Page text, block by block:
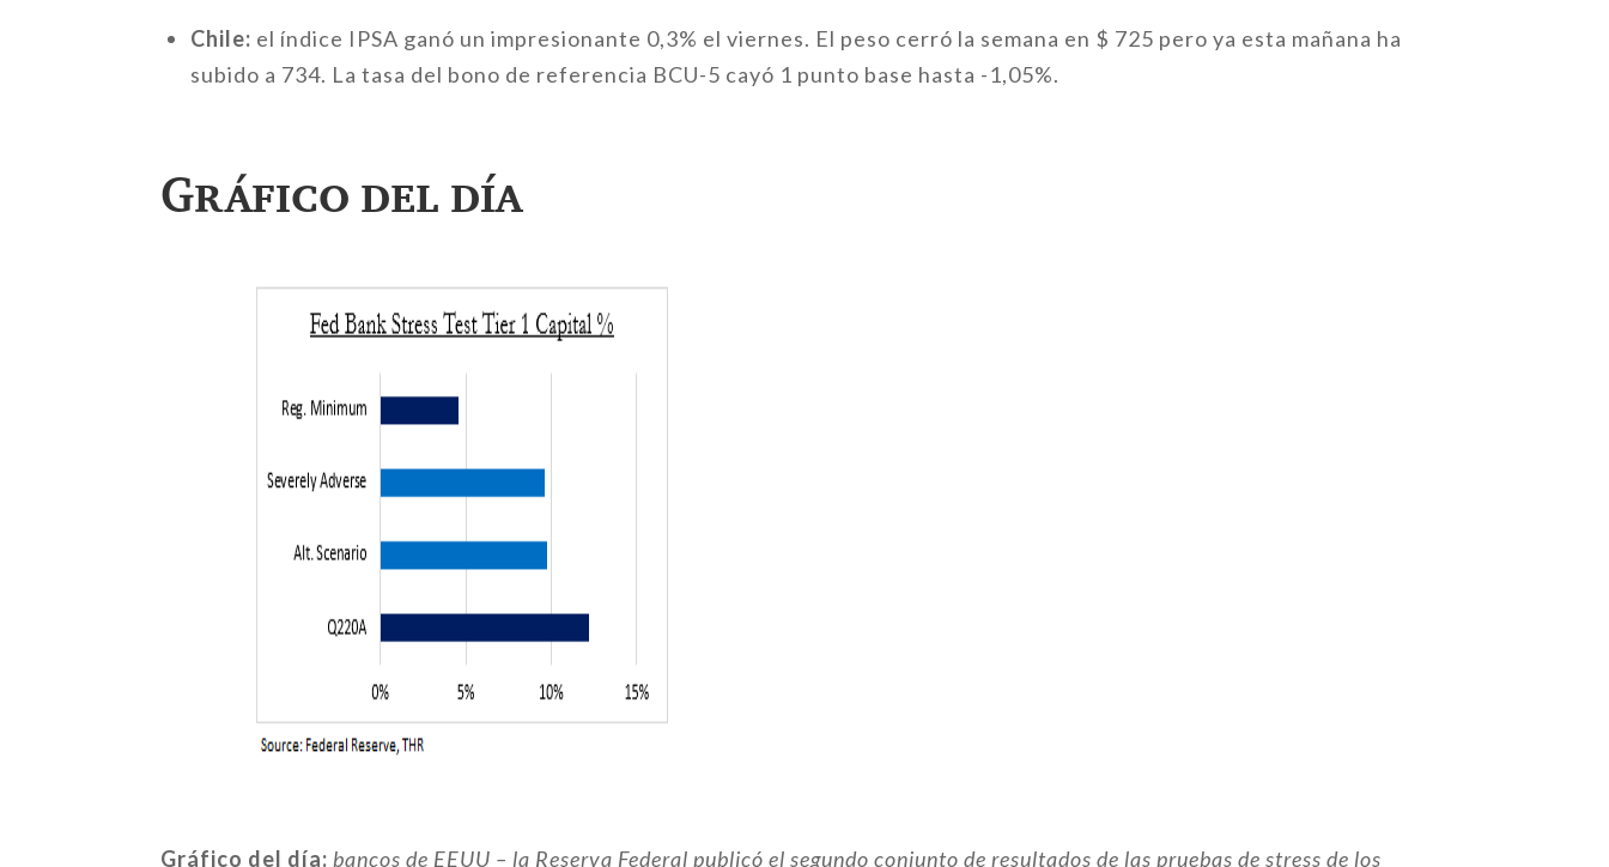
Chile: el índice IPSA ganó un impresionante 0,3% el viernes. El peso cerró la semana en $ 725 pero ya esta mañana ha
subido a 734. La tasa del bono de referencia BCU-5 cayó 1 punto base hasta -1,05%.
Gráfico del día
Gráfico del día: bancos de EEUU – la Reserva Federal publicó el segundo conjunto de resultados de las pruebas de stress de los